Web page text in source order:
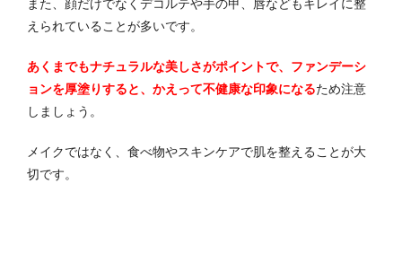
また、顔だけでなくデコルテや手の甲、唇などもキレイに整
えられていることが多いです。
あくまでもナチュラルな美しさがポイントで、ファンデーシ
ョンを厚塗りすると、かえって不健康な印象になるため注意
しましょう。
メイクではなく、食べ物やスキンケアで肌を整えることが大
切です。